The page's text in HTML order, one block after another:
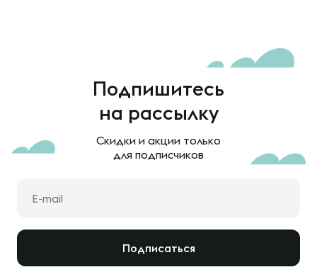
Подпишитесь
на рассылку
Скидки и акции только
для подписчиков
Подписаться